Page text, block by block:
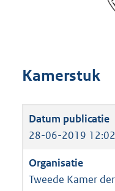
Kamerstuk
28-06-2019 12:02
Tweede Kamer